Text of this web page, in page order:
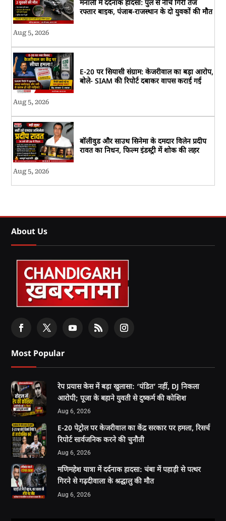
मनाली में दर्दनाक हादसा: पुल से नीचे गिरी तेज
रफ्तार बाइक, पंजाब-राजस्थान के दो युवकों की मौत
Aug 5, 2026
E-20 पर सियासी संग्राम: केजरीवाल का बड़ा आरोप,
बोले- SIAM की रिपोर्ट दबाकर वापस कराई गई
Aug 5, 2026
बॉलीवुड और साउथ सिनेमा के दमदार विलेन प्रदीप
रावत का निधन, फिल्म इंडस्ट्री में शोक की लहर
Aug 5, 2026
About Us
Most Popular
रेप प्रयास केस में बड़ा खुलासा: ‘पंडित’ नहीं, DJ निकला
आरोपी; पूजा के बहाने युवती से दुष्कर्म की कोशिश
Aug 6, 2026
E-20 पेट्रोल पर केजरीवाल का केंद्र सरकार पर हमला, रिसर्च
रिपोर्ट सार्वजनिक करने की चुनौती
Aug 6, 2026
मणिमहेश यात्रा में दर्दनाक हादसा: चंबा में पहाड़ी से पत्थर
गिरने से गढ़दीवाला के श्रद्धालु की मौत
Aug 6, 2026